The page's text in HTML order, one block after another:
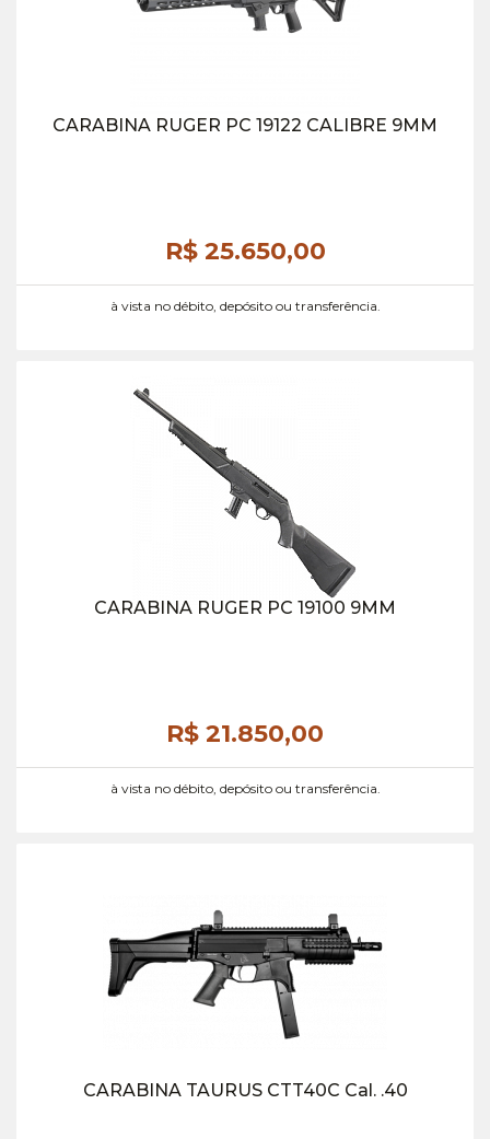
CARABINA RUGER PC 19122 CALIBRE 9MM
R$ 25.650,00
à vista no débito, depósito ou transferência.
CARABINA RUGER PC 19100 9MM
R$ 21.850,00
à vista no débito, depósito ou transferência.
CARABINA TAURUS CTT40C Cal. .40